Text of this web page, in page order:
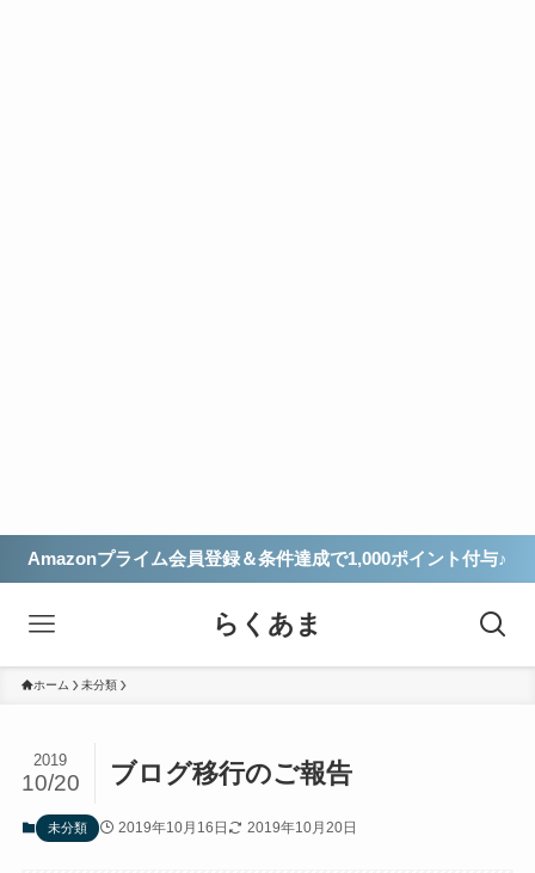
Amazonプライム会員登録＆条件達成で1,000ポイント付与♪
らくあま
ホーム 未分類
ブログ移行のご報告
2019
10/20
未分類 2019年10月16日 2019年10月20日